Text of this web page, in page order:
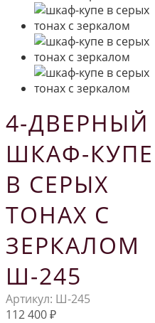
4-ДВЕРНЫЙ
ШКАФ-КУПЕ
В СЕРЫХ
ТОНАХ С
ЗЕРКАЛОМ
Ш-245
Артикул: Ш-245
112 400₽